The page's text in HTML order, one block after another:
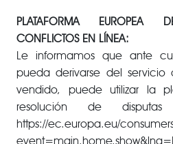
PLATAFORMA EUROPEA
CONFLICTOS EN LÍNEA:
Le informamos que ante
pueda derivarse del
vendido, puede utilizar la
resolución de
https://ec.europa.eu/